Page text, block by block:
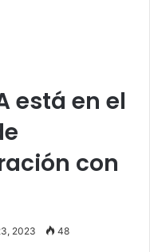
está en el
con
2023 48